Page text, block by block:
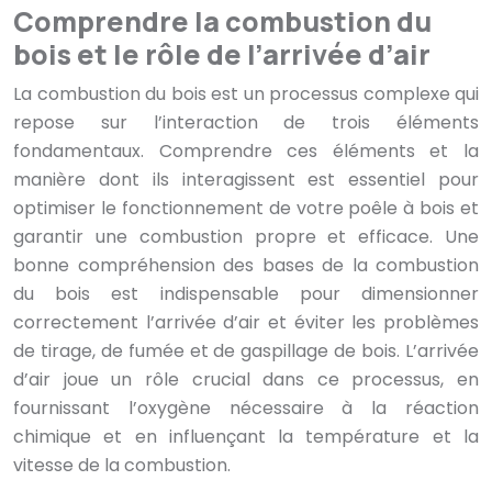
Comprendre la combustion du
bois et le rôle de l’arrivée d’air
La combustion du bois est un processus complexe qui
repose sur l’interaction de trois éléments
fondamentaux. Comprendre ces éléments et la
manière dont ils interagissent est essentiel pour
optimiser le fonctionnement de votre poêle à bois et
garantir une combustion propre et efficace. Une
bonne compréhension des bases de la combustion
du bois est indispensable pour dimensionner
correctement l’arrivée d’air et éviter les problèmes
de tirage, de fumée et de gaspillage de bois. L’arrivée
d’air joue un rôle crucial dans ce processus, en
fournissant l’oxygène nécessaire à la réaction
chimique et en influençant la température et la
vitesse de la combustion.